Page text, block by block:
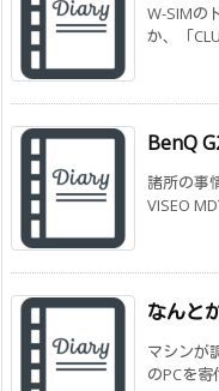
W-SIMの
か、「
BenQ
諸所の事
VISEO
なんと
マシンが
のPCを